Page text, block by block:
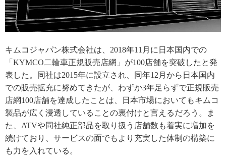
キムコジャパン株式会社は、2018年11月に日本国内での
「KYMCO二輪車正規販売店網」が100店舗を突破したと発
表した。同社は2015年に設立され、同年12月から日本国内
での販売拡充に努めてきたが、わずか3年足らずで正規販売
店網100店舗を達成したことは、日本市場においてもキムコ
製品が広く浸透していることの裏付けと言えるだろう。ま
た、ATVや同社純正部品を取り扱う店舗数も着実に増加を
続けており、サービスの面でもより充実した体制の構築に
も力を入れている。